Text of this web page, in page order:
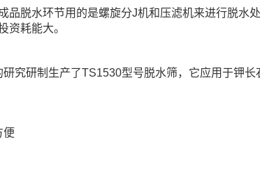
品脱水环节用的是螺旋分J机和压滤机来进行脱水
资耗能大。
究研制生产了TS1530型号脱水筛，它应用于钾长
便